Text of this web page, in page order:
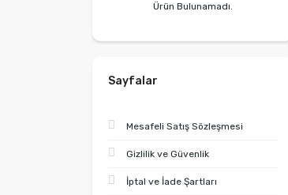
Ürün Bulunamadı.
Sayfalar
Mesafeli Satış Sözleşmesi
Gizlilik ve Güvenlik
İptal ve İade Şartları